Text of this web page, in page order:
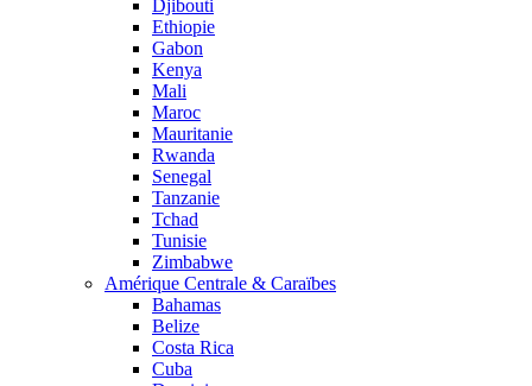
Djibouti
Ethiopie
Gabon
Kenya
Mali
Maroc
Mauritanie
Rwanda
Senegal
Tanzanie
Tchad
Tunisie
Zimbabwe
Amérique Centrale & Caraïbes
Bahamas
Belize
Costa Rica
Cuba